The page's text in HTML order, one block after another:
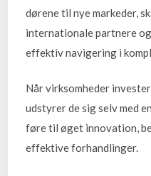
dørene til nye markeder,
internationale partnere
effektiv navigering i
Når virksomheder
udstyrer de sig selv med
føre til øget innovation,
effektive forhandlinger.